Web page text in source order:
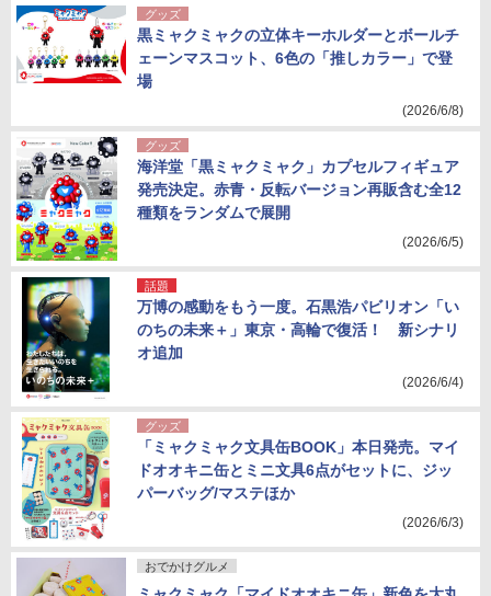
グッズ
黒ミャクミャクの立体キーホルダーとボールチ
ェーンマスコット、6色の「推しカラー」で登
場
(2026/6/8)
グッズ
海洋堂「黒ミャクミャク」カプセルフィギュア
発売決定。赤青・反転バージョン再販含む全12
種類をランダムで展開
(2026/6/5)
話題
万博の感動をもう一度。石黒浩パビリオン「い
のちの未来＋」東京・高輪で復活！ 新シナリ
オ追加
(2026/6/4)
グッズ
「ミャクミャク文具缶BOOK」本日発売。マイ
ドオオキニ缶とミニ文具6点がセットに、ジッ
パーバッグ/マステほか
(2026/6/3)
おでかけグルメ